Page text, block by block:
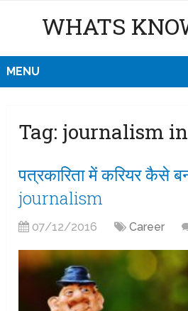
WHATS
MENU
Tag: journalism
पत्रकारिता में करियर कैसे
journalism
07/12/2016 Career